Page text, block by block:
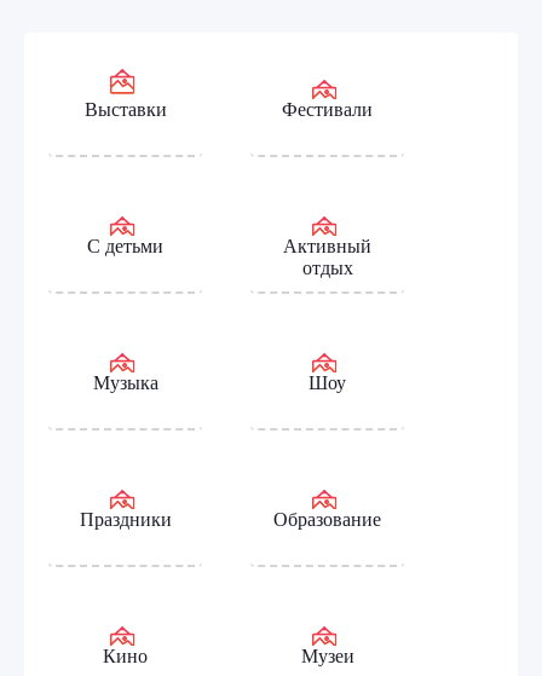
Выставки Фестивали
С детьми
Активный
отдых
Музыка Шоу
Праздники Образование
Кино Музеи